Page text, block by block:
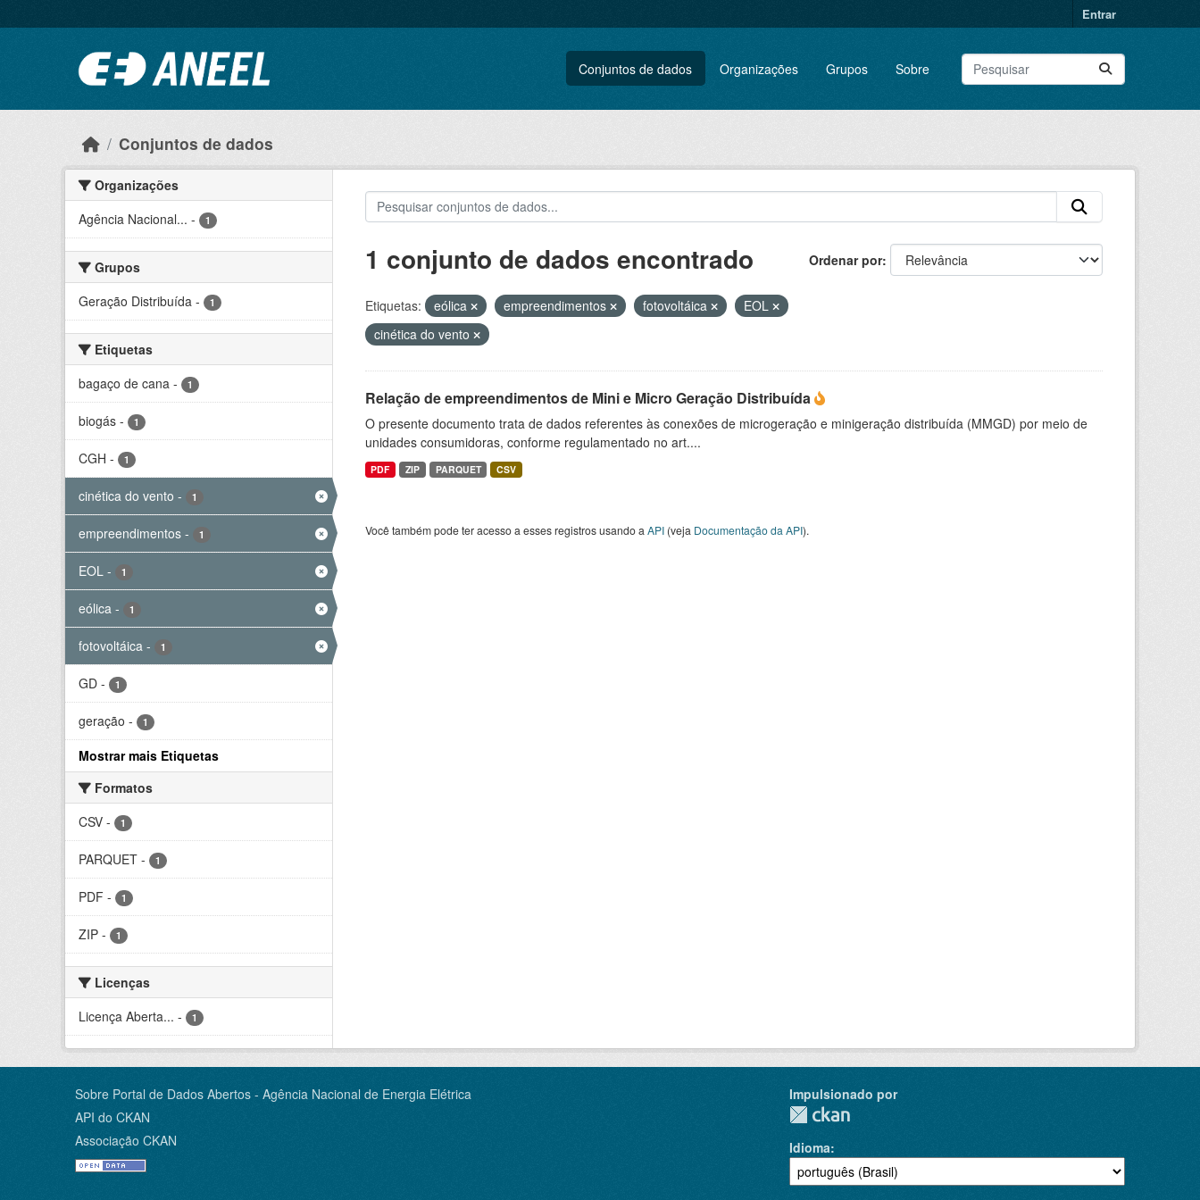
Entrar
Conjuntos de dados Organizações Grupos Sobre
Conjuntos de dados
Organizações
Agência Nacional... - 1
Grupos
Geração Distribuída - 1
Etiquetas
bagaço de cana - 1
biogás - 1
CGH - 1
cinética do vento - 1
empreendimentos - 1
EOL - 1
eólica - 1
fotovoltáica - 1
GD - 1
geração - 1
Mostrar mais Etiquetas
Formatos
CSV - 1
PARQUET - 1
PDF - 1
ZIP - 1
Licenças
Licença Aberta... - 1
Ordenar por
1 conjunto de dados encontrado
Etiquetas: eólica empreendimentos fotovoltáica
EOL
cinética do vento
Relação de empreendimentos de Mini e Micro Geração Distribuída
O presente documento trata de dados referentes às conexões de microgeração e minigeração distribuída (MMGD) por meio de
unidades consumidoras, conforme regulamentado no art....
PDF ZIP PARQUET CSV
Você também pode ter acesso a esses registros usando a API(veja Documentação da API).
Sobre Portal de Dados Abertos - Agência Nacional de Energia Elétrica
API do CKAN
Associação CKAN
Impulsionado por
Idioma